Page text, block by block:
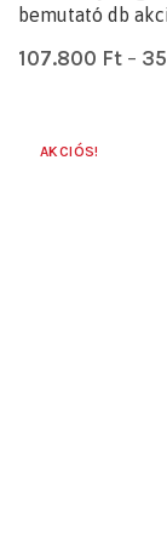
bemutató db
107.800 Ft –
AKCIÓS!